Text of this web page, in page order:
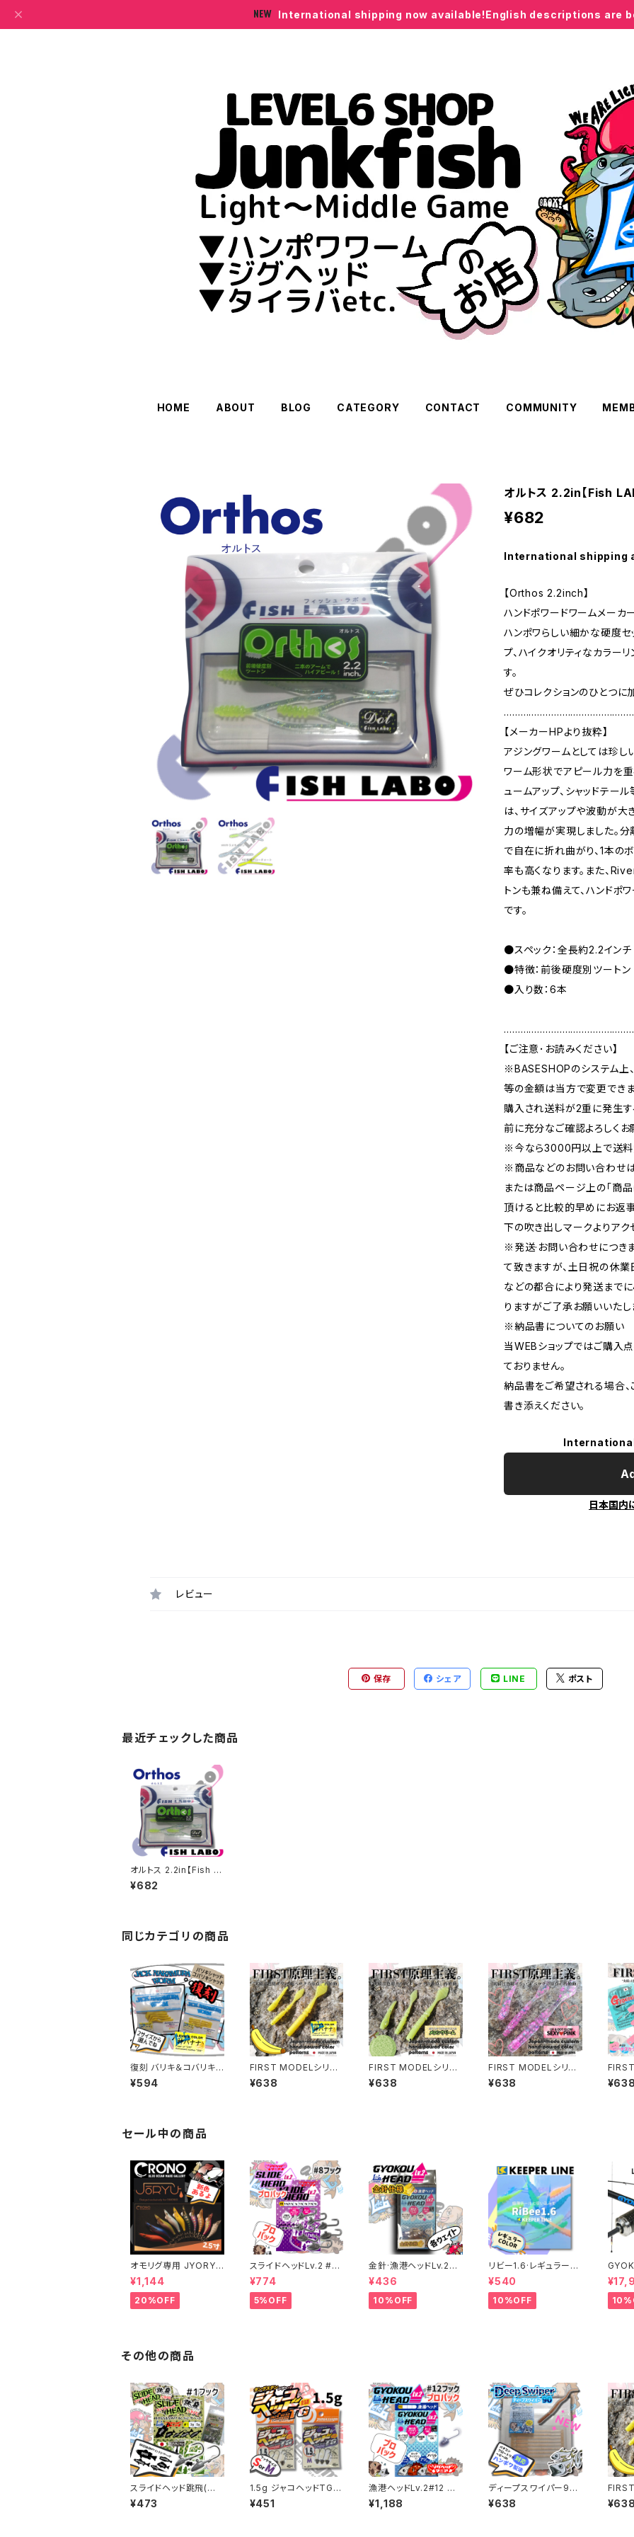
International shipping now available!English descriptions are
HOME ABOUT BLOG CATEGORY CONTACT COMMUNITY
オルトス 2.2in【Fish
¥682
International shipping
【Orthos 2.2inch】
ハンドポワードワームメーカ
ハンポワらしい細かな硬度セ
プ、ハイクオリティなカラー
す。
ぜひコレクションのひとつに
【メーカーHPより抜粋】
アジングワームとしては珍し
ワーム形状でアピール力を
ュームアップ、シャッドテー
は、サイズアップや波動が大
力の増幅が実現しました。
で自在に折れ曲がり、1本の
率も高くなります。また、
トンも兼ね備えて、ハンドポ
です。
●スペック：全長約2.2インチ
●特徴：前後硬度別ツートン
●入り数：6本
【ご注意･お読みください】
※BASESHOPのシステム上
等の金額は当方で変更でき
購入され送料が2重に発生す
前に充分なご確認よろしくお
※今なら3000円以上で送料
※商品などのお問い合わせは
または商品ページ上の｢商
頂けると比較的早めにお返
下の吹き出しマークよりアク
※発送·お問い合わせにつき
て致きますが、土日祝の休
などの都合により発送まで
りますがご了承お願いいたし
※納品書についてのお願い
当WEBショップではご購入
ておりません。
納品書をご希望される場合
書き添えください。
日本国内
レビュー
保存 シェア LINE ポスト
最近チェックした商品
オルトス 2.2in【Fish L
ABO】
¥682
同じカテゴリの商品
復刻 バリキ＆コバリキシ
ャッド 神バナナカラー
【ジャックナカムラ】
¥594
FIRST MODELシリー
ズ 神バナナカラー 各種
【レベロク】
¥638
FIRST MODELシリー
ズ メロンクリームカラ
ー 各種【レベロク】
¥638
FIRST MODELシリー
ズ SEXYPINKカラー
各種【レベロク】
¥638
ズ ピーチスカッシュカラ
ー
¥638
セール中の商品
オモリグ専用 JYORYU
ジョウリュウ【CRONO】
¥1,144
20%OFF
スライドヘッドLv.2 #8
プロパック 各ウエイト
【JigHeadMania】
¥774
5%OFF
金針·漁港ヘッドLv.2#1
2 金針仕様 各サイズ
¥436
10%OFF
リビー1.6·レギュラーカ
ラー RiBee 【キーパー
ライン】
¥540
10%OFF
S53L
ロク】
その他の商品
スライドヘッド跳飛(ハ
ネトビ) #1フック 各ウエ
イト【JigHeadMania】
¥473
1.5g ジャコヘッドTG S
·Mフック 【ジャングルジ
ム】
¥451
漁港ヘッドLv.2#12 プ
ロパック 各サイズ【Jig
headMania】
¥1,188
ディープスワイパー90
レギュラーカラー各色
¥638
ズ 神バナナカラー 各種
【レベ
¥638